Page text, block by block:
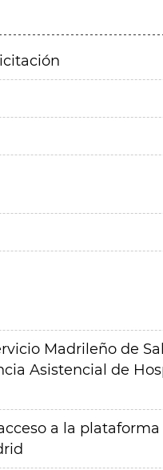
Madrileño de
Asistencial de
a la